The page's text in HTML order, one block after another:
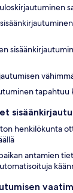
tapahtuu
henkilökunta
antamien